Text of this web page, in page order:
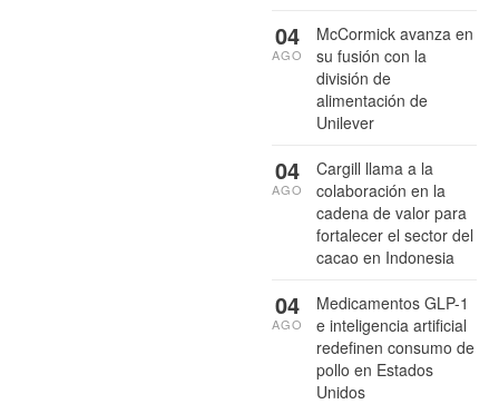
McCormick avanza en
su fusión con la
división de
alimentación de
Unilever
04
AGO
Cargill llama a la
colaboración en la
cadena de valor para
fortalecer el sector del
cacao en Indonesia
04
AGO
Medicamentos GLP-1
e inteligencia artificial
redefinen consumo de
pollo en Estados
Unidos
04
AGO